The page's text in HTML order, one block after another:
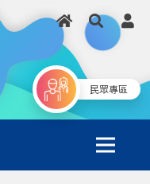
民眾專區